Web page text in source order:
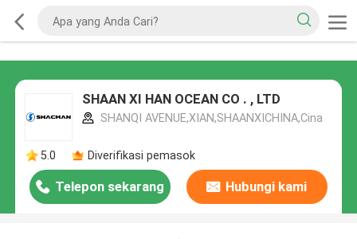
SHAAN XI HAN OCEAN CO . , LTD
SHANQI AVENUE,XIAN,SHAANXICHINA,Cina
5.0 Diverifikasi pemasok
Telepon sekarang Hubungi kami